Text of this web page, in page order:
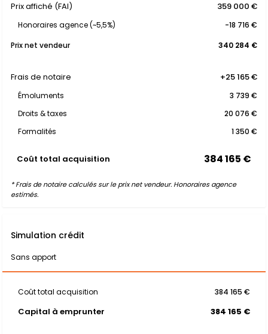
Prix affiché (FAI) 359 000 €
Honoraires agence (~5,5%)
-18 716 €
Prix net vendeur
340 284 €
Frais de notaire +25 165 €
Émoluments
3 739 €
Droits & taxes
20 076 €
Formalités
1 350 €
Coût total acquisition 384 165 €
* Frais de notaire calculés sur le prix net vendeur. Honoraires agence
estimés.
Simulation crédit
Sans apport
Coût total acquisition 384 165 €
Capital à emprunter 384 165 €